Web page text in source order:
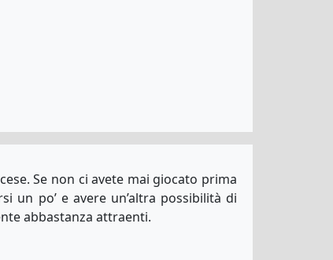
Se non ci avete mai giocato prima
un po’ e avere un’altra possibilità di
abbastanza attraenti.